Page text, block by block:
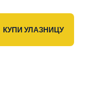
КУПИ УЛАЗНИЦУ